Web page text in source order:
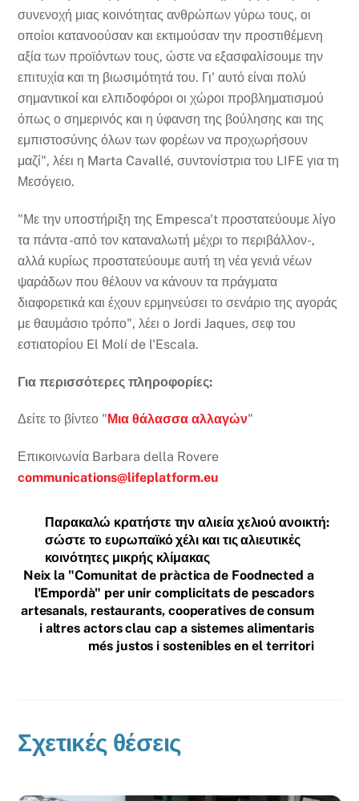
συνενοχή μιας κοινότητας ανθρώπων γύρω τους, οι
οποίοι κατανοούσαν και εκτιμούσαν την προστιθέμενη
αξία των προϊόντων τους, ώστε να εξασφαλίσουμε την
επιτυχία και τη βιωσιμότητά του. Γι' αυτό είναι πολύ
σημαντικοί και ελπιδοφόροι οι χώροι προβληματισμού
όπως ο σημερινός και η ύφανση της βούλησης και της
εμπιστοσύνης όλων των φορέων να προχωρήσουν
μαζί", λέει η Marta Cavallé, συντονίστρια του LIFE για τη
Μεσόγειο.
"Με την υποστήριξη της Empesca't προστατεύουμε λίγο
τα πάντα -από τον καταναλωτή μέχρι το περιβάλλον-,
αλλά κυρίως προστατεύουμε αυτή τη νέα γενιά νέων
ψαράδων που θέλουν να κάνουν τα πράγματα
διαφορετικά και έχουν ερμηνεύσει το σενάριο της αγοράς
με θαυμάσιο τρόπο", λέει ο Jordi Jaques, σεφ του
εστιατορίου El Molí de l'Escala.
Για περισσότερες πληροφορίες:
Δείτε το βίντεο " Μια θάλασσα αλλαγών"
Επικοινωνία Barbara della Rovere
communications@lifeplatform.eu
Παρακαλώ κρατήστε την αλιεία χελιού ανοικτή:
σώστε το ευρωπαϊκό χέλι και τις αλιευτικές
κοινότητες μικρής κλίμακας
Neix la "Comunitat de pràctica de Foodnected a
l'Empordà" per unir complicitats de pescadors
artesanals, restaurants, cooperatives de consum
i altres actors clau cap a sistemes alimentaris
més justos i sostenibles en el territori
Σχετικές θέσεις